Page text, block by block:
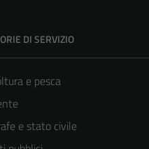
DI SERVIZIO
e pesca
e stato civile